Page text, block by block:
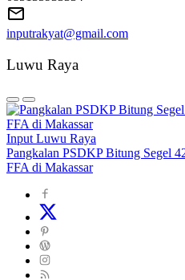
inputrakyat@gmail.com
Luwu Raya
Input Luwu Raya
Pangkalan PSDKP Bitung Segel
FFA di Makassar